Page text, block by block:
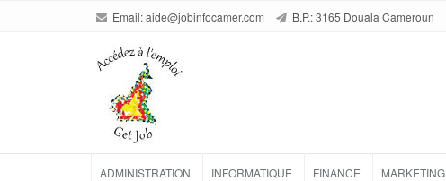
Email:aide@jobinfocamer.com B.P.: 3165 Douala Cameroun
ADMINISTRATION INFORMATIQUE FINANCE MARKETING